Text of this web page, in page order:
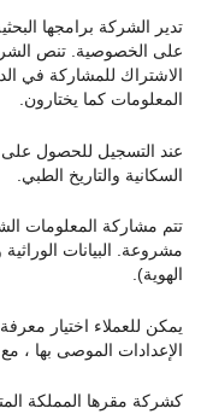
تدير الشركة برامجها
على الخصوصية. تنص
الاشتراك للمشاركة في
المعلومات كما يختارون.
عند التسجيل للحصول
السكانية والتاريخ الطبي.
تتم مشاركة المعلومات
مشروعة. البيانات
الهوية).
يمكن للعملاء اختيار
الإعدادات الموصى بها ،